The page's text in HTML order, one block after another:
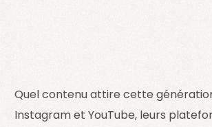
Quel contenu attire cette
Instagram et YouTube, leurs